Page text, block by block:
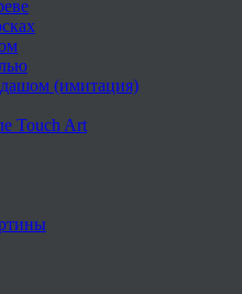
(имитация)
Touch Art